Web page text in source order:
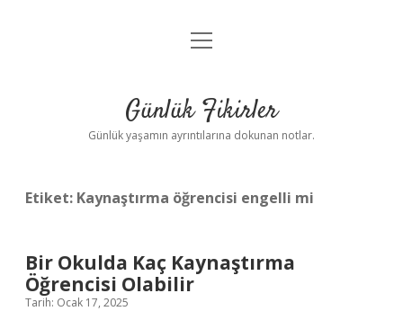
Anasayfa
Yasal Uyarı
menüyü
Günlük Fikirler
Günlük yaşamın ayrıntılarına dokunan notlar.
Etiket: Kaynaştırma öğrencisi engelli mi
Bir Okulda Kaç Kaynaştırma
Öğrencisi Olabilir
Tarih: Ocak 17, 2025